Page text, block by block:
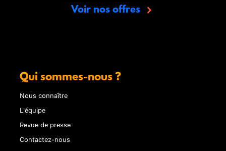
Voir nos offres
Qui sommes-nous ?
Nous connaître
L'équipe
Revue de presse
Contactez-nous